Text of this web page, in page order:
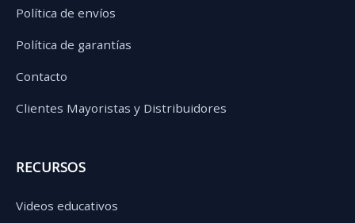
Política de envíos
Política de garantías
Contacto
Clientes Mayoristas y Distribuidores
RECURSOS
Videos educativos